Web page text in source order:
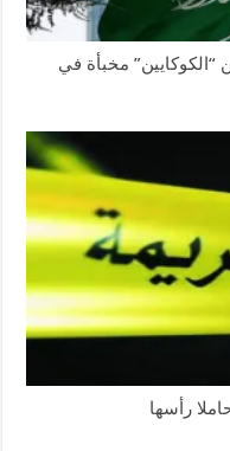
كيلوغرام من “الكوكايين” مخبأة في
رأسها